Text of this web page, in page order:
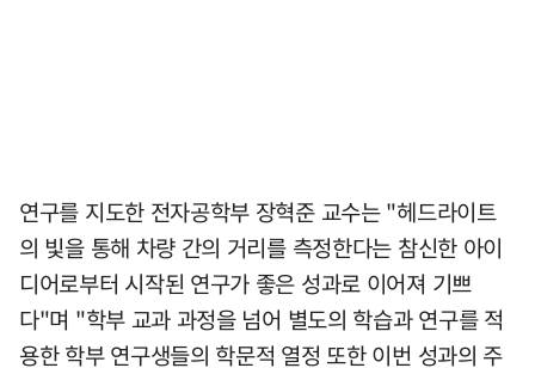
연구를 지도한 전자공학부 장혁준 교수는 "헤드라이트
의 빛을 통해 차량 간의 거리를 측정한다는 참신한 아이
디어로부터 시작된 연구가 좋은 성과로 이어져 기쁘
다"며 "학부 교과 과정을 넘어 별도의 학습과 연구를 적
용한 학부 연구생들의 학문적 열정 또한 이번 성과의 주